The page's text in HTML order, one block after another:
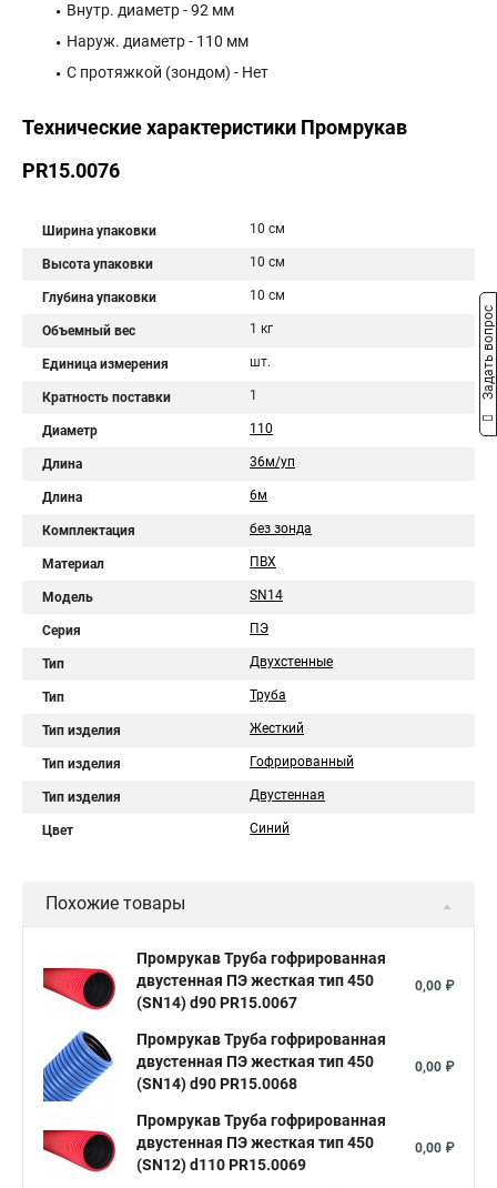
Внутр. диаметр - 92 мм
Наруж. диаметр - 110 мм
С протяжкой (зондом) - Нет
Технические характеристики Промрукав
PR15.0076
Ширина упаковки 10 см
Высота упаковки 10 см
Глубина упаковки 10 см
Объемный вес 1 кг
Единица измерения шт.
Кратность поставки 1
Диаметр 110
Длина 36м/уп
Длина 6м
Комплектация без зонда
Материал ПВХ
Модель SN14
Серия ПЭ
Тип Двухстенные
Тип Труба
Тип изделия Жесткий
Тип изделия Гофрированный
Тип изделия Двустенная
Цвет Синий
Похожие товары
Промрукав Труба гофрированная
двустенная ПЭ жесткая тип 450
(SN14) d90 PR15.0067
0,00 ₽
Промрукав Труба гофрированная
двустенная ПЭ жесткая тип 450
(SN14) d90 PR15.0068
0,00 ₽
Промрукав Труба гофрированная
двустенная ПЭ жесткая тип 450
(SN12) d110 PR15.0069
0,00 ₽
Задать вопрос